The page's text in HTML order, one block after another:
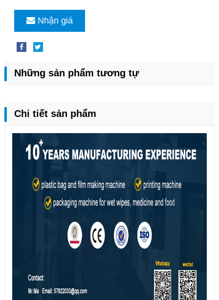
Nhận giá
Những sản phẩm tương tự
Chi tiết sản phẩm